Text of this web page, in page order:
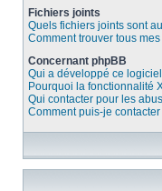
Fichiers joints
Quels fichiers joints sont
Comment trouver tous
Concernant phpBB
Qui a développé ce
Pourquoi la fonctionnalité
Qui contacter pour les
Comment puis-je